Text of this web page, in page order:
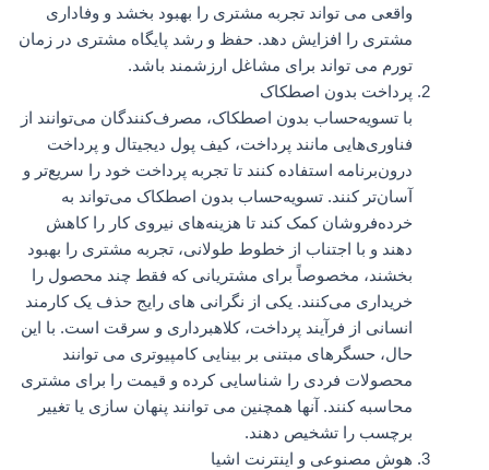
واقعی می تواند تجربه مشتری را بهبود بخشد و وفاداری
مشتری را افزایش دهد. حفظ و رشد پایگاه مشتری در زمان
تورم می تواند برای مشاغل ارزشمند باشد.
پرداخت بدون اصطکاک
با تسویه‌حساب بدون اصطکاک، مصرف‌کنندگان می‌توانند از
فناوری‌هایی مانند پرداخت، کیف پول دیجیتال و پرداخت
درون‌برنامه استفاده کنند تا تجربه پرداخت خود را سریع‌تر و
آسان‌تر کنند. تسویه‌حساب بدون اصطکاک می‌تواند به
خرده‌فروشان کمک کند تا هزینه‌های نیروی کار را کاهش
دهند و با اجتناب از خطوط طولانی، تجربه مشتری را بهبود
بخشند، مخصوصاً برای مشتریانی که فقط چند محصول را
خریداری می‌کنند. یکی از نگرانی های رایج حذف یک کارمند
انسانی از فرآیند پرداخت، کلاهبرداری و سرقت است. با این
حال، حسگرهای مبتنی بر بینایی کامپیوتری می توانند
محصولات فردی را شناسایی کرده و قیمت را برای مشتری
محاسبه کنند. آنها همچنین می توانند پنهان سازی یا تغییر
برچسب را تشخیص دهند.
هوش مصنوعی و اینترنت اشیا